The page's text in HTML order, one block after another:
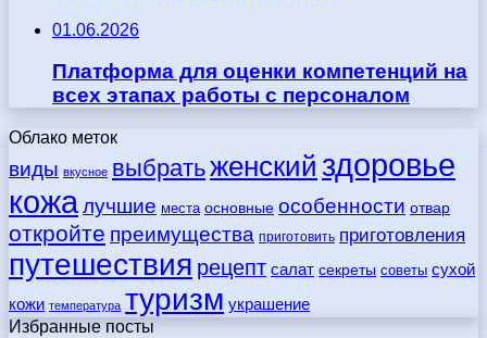
01.06.2026
Платформа для оценки компетенций на
всех этапах работы с персоналом
Облако меток
виды вкусное выбратьженский здоровье
кожалучшие места основные особенности отвар
откройте преимущества приготовить приготовления
путешествия рецепт салат секреты советы сухой
кожи температура туризм украшение
Избранные посты